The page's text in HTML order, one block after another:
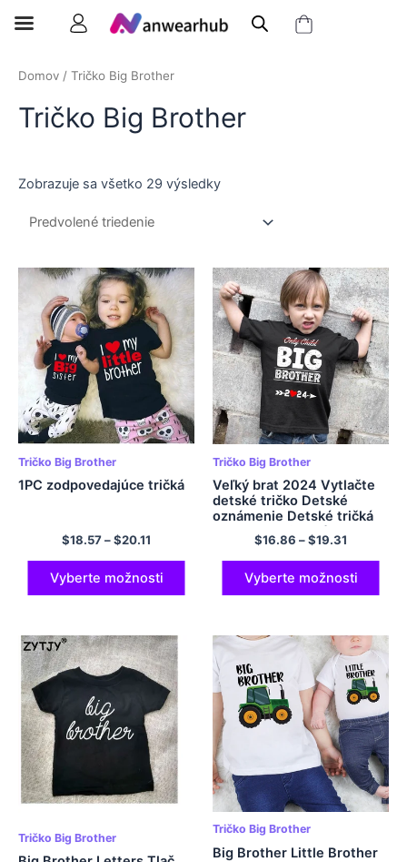
Domov / Tričko Big Brother
Tričko Big Brother
Zobrazuje sa všetko 29 výsledky
Tričko Big Brother
1PC zodpovedajúce tričká
$18.57–$20.11
Vyberte možnosti
Tričko Big Brother
Veľký brat 2024 Vytlačte
detské tričko Detské
oznámenie Detské tričká
Tops chlapci s krátkym
rukávom tričko Toddler
letné oblečenie top
$16.86 –$19.31
Vyberte možnosti
Tričko Big Brother
Tričko Big Brother
Big Brother Little Brother